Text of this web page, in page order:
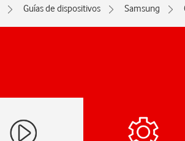
Guías de dispositivos Samsung